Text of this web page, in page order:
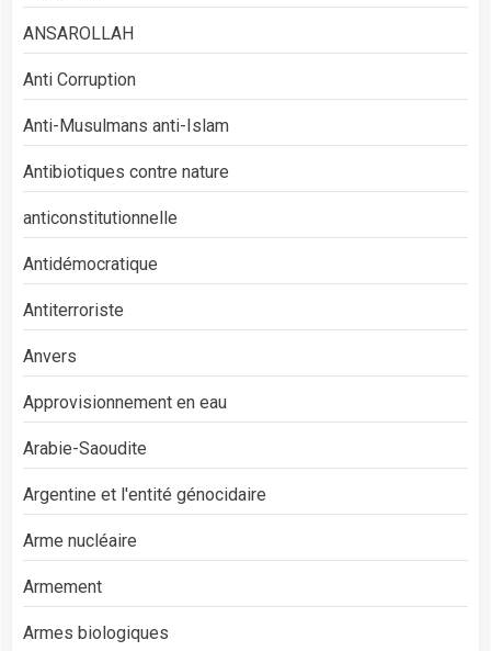
ANSAROLLAH
Anti Corruption
Anti-Musulmans anti-Islam
Antibiotiques contre nature
anticonstitutionnelle
Antidémocratique
Antiterroriste
Anvers
Approvisionnement en eau
Arabie-Saoudite
Argentine et l'entité génocidaire
Arme nucléaire
Armement
Armes biologiques